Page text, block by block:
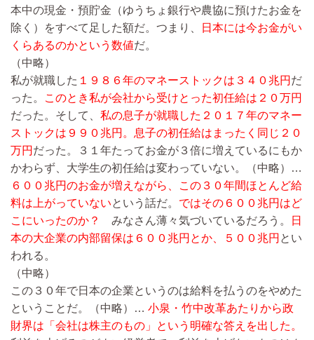
本中の現金・預貯金（ゆうちょ銀行や農協に預けたお金を
除く）をすべて足した額だ。つまり、
日本には今お金がい
くらあるのかという数値だ。
（中略）
私が就職した １９８６年のマネーストックは３４０兆円 だ
った。
このとき私が会社から受けとった初任給は２０万円
だった。そして、 私の息子が就職した２０１７年のマネー
ストックは９９０兆円。息子の初任給はまったく同じ２０
万円 だった。３１年たってお金が３倍に増えているにもか
かわらず、大学生の初任給は変わっていない。
（中略）…
６００兆円のお金が増えながら、この３０年間ほとんど給
料は上がっていないという話だ。 ではその６００兆円はど
こにいったのか？
みなさん薄々気づいているだろう。
日
本の大企業の内部留保は６００兆円とか、５００兆円 とい
われる。
（中略）
この３０年で日本の企業というのは給料を払うのをやめた
ということだ。
（中略）… 小泉・竹中改革あたりから政
財界は「会社は株主のもの」という明確な答えを出した。